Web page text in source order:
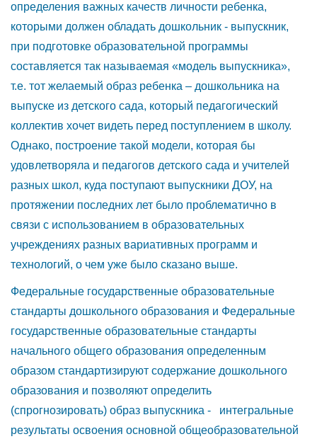
определения важных качеств личности ребенка,
которыми должен обладать дошкольник - выпускник,
при подготовке образовательной программы
составляется так называемая «модель выпускника»,
т.е. тот желаемый образ ребенка – дошкольника на
выпуске из детского сада, который педагогический
коллектив хочет видеть перед поступлением в школу.
Однако, построение такой модели, которая бы
удовлетворяла и педагогов детского сада и учителей
разных школ, куда поступают выпускники ДОУ, на
протяжении последних лет было проблематично в
связи с использованием в образовательных
учреждениях разных вариативных программ и
технологий, о чем уже было сказано выше.
Федеральные государственные образовательные
стандарты дошкольного образования и Федеральные
государственные образовательные стандарты
начального общего образования определенным
образом стандартизируют содержание дошкольного
образования и позволяют определить
(спрогнозировать) образ выпускника - интегральные
результаты освоения основной общеобразовательной